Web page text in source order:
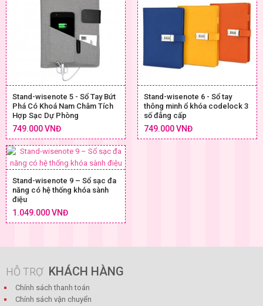
Stand-wisenote 5 - Sổ Tay Bứt
Phá Có Khoá Nam Châm Tích
Hợp Sạc Dự Phòng
749.000 VNĐ
Stand-wisenote 6 - Sổ tay
thông minh ổ khóa codelock 3
số đẳng cấp
749.000 VNĐ
Stand-wisenote 9 – Sổ sạc đa
năng có hệ thống khóa sành
điệu
1.049.000 VNĐ
HỖ TRỢ KHÁCH HÀNG
Chính sách thanh toán
Chính sách vận chuyển